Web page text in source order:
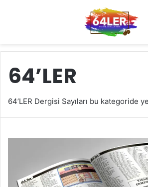
64’LER
64’LER Dergisi Sayıları bu kategoride